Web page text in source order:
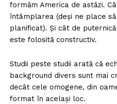
formăm America de astăzi.
întâmplarea (deși ne place
planificat). Și cât de
este folosită constructiv.
Studii peste studii arată că
background divers sunt mai
decât cele omogene, din
format în același loc.